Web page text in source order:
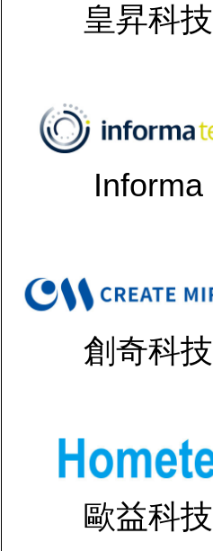
皇昇科技
Informa
創奇科技
歐益科技